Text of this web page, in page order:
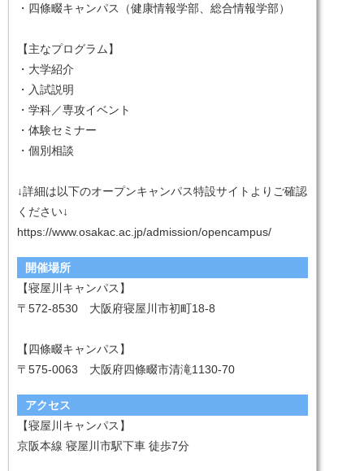
・四條畷キャンパス（健康情報学部、総合情報学部）
【主なプログラム】
・大学紹介
・入試説明
・学科／専攻イベント
・体験セミナー
・個別相談
↓詳細は以下のオープンキャンパス特設サイトよりご確認
ください↓
https://www.osakac.ac.jp/admission/opencampus/
開催場所
【寝屋川キャンパス】
〒572-8530 大阪府寝屋川市初町18-8
【四條畷キャンパス】
〒575-0063 大阪府四條畷市清滝1130-70
アクセス
【寝屋川キャンパス】
京阪本線 寝屋川市駅下車 徒歩7分